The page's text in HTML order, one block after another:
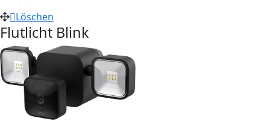
Löschen
Flutlicht Blink